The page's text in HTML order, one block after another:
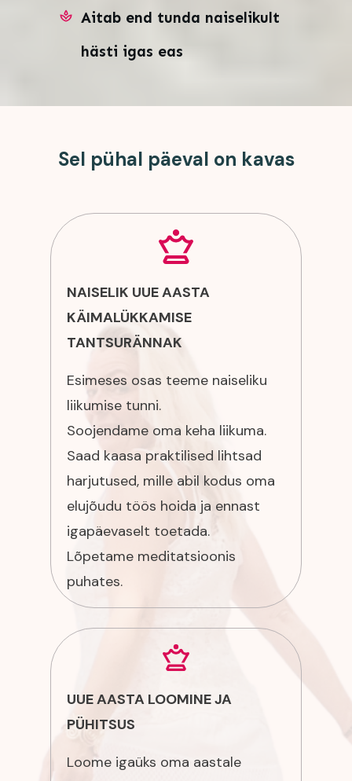
Aitab end tunda naiselikult
hästi igas eas
Sel pühal päeval on kavas
NAISELIK UUE AASTA
KÄIMALÜKKAMISE
TANTSURÄNNAK
Esimeses osas teeme naiseliku
liikumise tunni.
Soojendame oma keha liikuma.
Saad kaasa praktilised lihtsad
harjutused, mille abil kodus oma
elujõudu töös hoida ja ennast
igapäevaselt toetada.
Lõpetame meditatsioonis
puhates.
UUE AASTA LOOMINE JA
PÜHITSUS
Loome igaüks oma aastale